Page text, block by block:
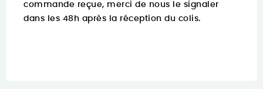
commande reçue, merci de nous le signaler
dans les 48h après la réception du colis.